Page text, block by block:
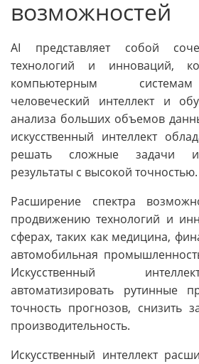
возможностей
AI представляет собой
технологий и инноваций,
компьютерным
человеческий интеллект и
анализа больших объемов
искусственный интеллект
решать сложные задачи и
результаты с высокой точностью.
Расширение спектра
продвижению технологий и
сферах, таких как медицина,
автомобильная
Искусственный
автоматизировать рутинные
точность прогнозов, снизить
производительность.
Искусственный интеллект